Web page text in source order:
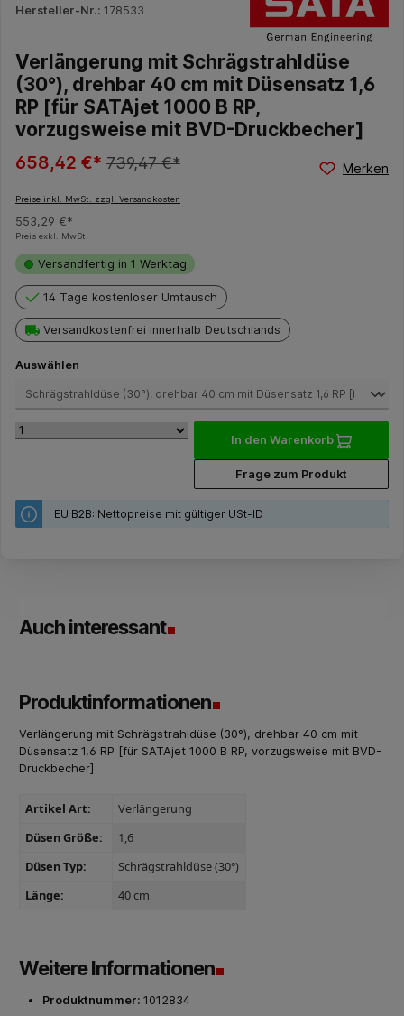
Hersteller-Nr.: 178533
Verlängerung mit Schrägstrahldüse
(30°), drehbar 40 cm mit Düsensatz 1,6
RP [für SATAjet 1000 B RP,
vorzugsweise mit BVD-Druckbecher]
658,42 €* 739,47 €* Merken
Preise inkl. MwSt. zzgl. Versandkosten
553,29 €*
Preis exkl. MwSt.
Versandfertig in 1 Werktag
14 Tage kostenloser Umtausch
Versandkostenfrei innerhalb Deutschlands
Auswählen
In den Warenkorb
Frage zum Produkt
EU B2B: Nettopreise mit gültiger USt-ID
Auch interessant
Produktinformationen
Verlängerung mit Schrägstrahldüse (30°), drehbar 40 cm mit
Düsensatz 1,6 RP [für SATAjet 1000 B RP, vorzugsweise mit BVD-
Druckbecher]
Artikel Art:
Verlängerung
Düsen Größe:
1,6
Düsen Typ:
Schrägstrahldüse (30°)
Länge:
40 cm
Weitere Informationen
Produktnummer: 1012834